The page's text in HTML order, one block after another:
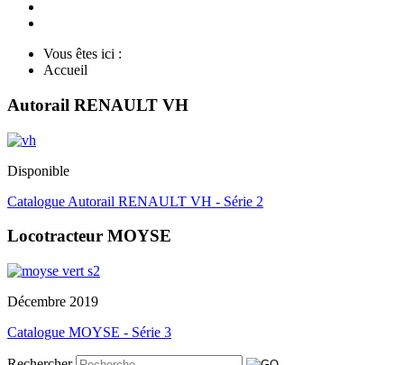
Vous êtes ici :
Accueil
Autorail RENAULT VH
Disponible
Catalogue Autorail RENAULT VH - Série 2
Locotracteur MOYSE
Décembre 2019
Catalogue MOYSE - Série 3